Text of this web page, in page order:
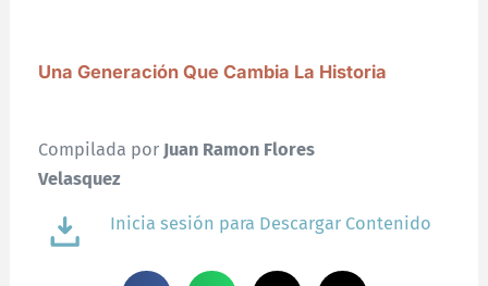
Una Generación Que Cambia La Historia
Compilada por Juan Ramon Flores
Velasquez
Inicia sesión para Descargar Contenido